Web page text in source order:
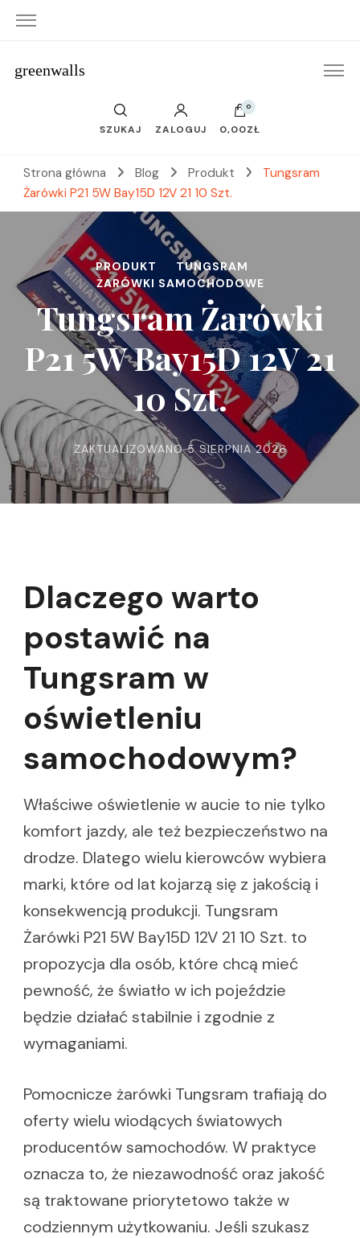
greenwalls
SZUKAJ ZALOGUJ
0
0,00ZŁ
Strona główna Blog Produkt
Tungsram
Żarówki P21 5W Bay15D 12V 21 10 Szt.
PRODUKT
TUNGSRAM
ŻARÓWKI SAMOCHODOWE
Tungsram Żarówki
P21 5W Bay15D 12V 21
10 Szt.
ZAKTUALIZOWANO5 SIERPNIA 2026
Dlaczego warto
postawić na
Tungsram w
oświetleniu
samochodowym?
Właściwe oświetlenie w aucie to nie tylko
komfort jazdy, ale też bezpieczeństwo na
drodze. Dlatego wielu kierowców wybiera
marki, które od lat kojarzą się z jakością i
konsekwencją produkcji. Tungsram
Żarówki P21 5W Bay15D 12V 21 10 Szt. to
propozycja dla osób, które chcą mieć
pewność, że światło w ich pojeździe
będzie działać stabilnie i zgodnie z
wymaganiami.
Pomocnicze żarówki Tungsram trafiają do
oferty wielu wiodących światowych
producentów samochodów. W praktyce
oznacza to, że niezawodność oraz jakość
są traktowane priorytetowo także w
codziennym użytkowaniu. Jeśli szukasz